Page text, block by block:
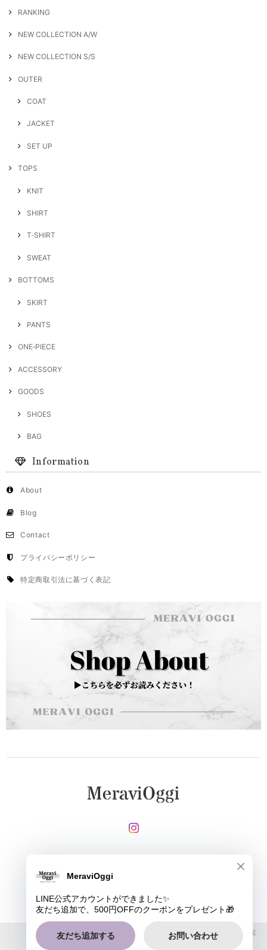
RANKING
NEW COLLECTION A/W
NEW COLLECTION S/S
OUTER
COAT
JACKET
SET UP
TOPS
KNIT
SHIRT
T‐SHIRT
SWEAT
BOTTOMS
SKIRT
PANTS
ONE‐PIECE
ACCESSORY
GOODS
SHOES
BAG
Information
About
Blog
Contact
プライバシーポリシー
特定商取引法に基づく表記
MeraviOggi |プライバシーポリシー|特定商取引法に基づく表記